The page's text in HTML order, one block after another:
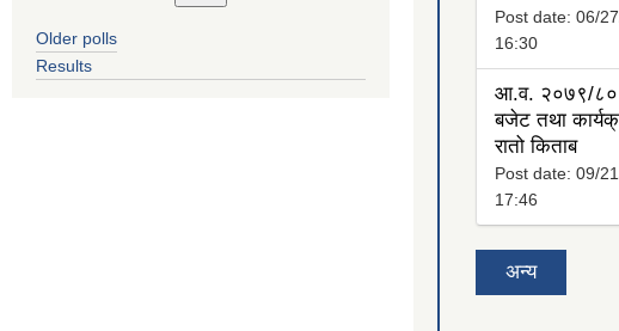
Older polls
Results
Post date: 06/
16:30
आ.व. २०७९/८०
बजेट तथा
रातो किताब
Post date: 09/
17:46
अन्य